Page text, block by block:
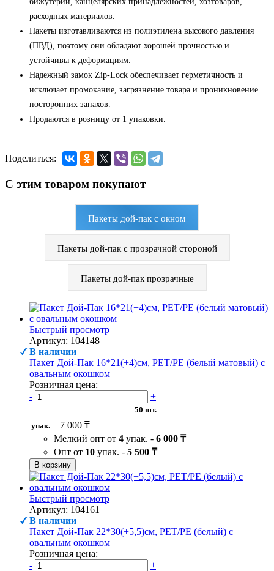
расходных материалов.
Пакеты изготавливаются из полиэтилена высокого давления
(ПВД), поэтому они обладают хорошей прочностью и
устойчивы к деформациям.
Надежный замок Zip-Lock обеспечивает герметичность и
исключает промокание, загрязнение товара и проникновение
посторонних запахов.
Продаются в розницу от 1 упаковки.
Поделиться:
С этим товаром покупают
Пакеты дой-пак с окном
Пакеты дой-пак с прозрачной стороной
Пакеты дой-пак прозрачные
Быстрый просмотр
Артикул: 104148
В наличии
Пакет Дой-Пак 16*21(+4)см, PET/PE (белый матовый) с
овальным окошком
Розничная цена:
-
+
50 шт.
упак.
7 000 ₸
Мелкий опт от 4 упак. - 6 000 ₸
Опт от 10 упак. - 5 500 ₸
В корзину
Быстрый просмотр
Артикул: 104161
В наличии
Пакет Дой-Пак 22*30(+5,5)см, PET/PE (белый) с
овальным окошком
Розничная цена:
-
+